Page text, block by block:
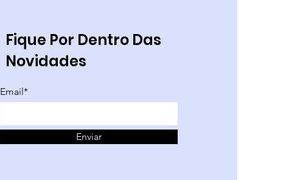
Fique Por Dentro Das
Novidades
Email*
Enviar